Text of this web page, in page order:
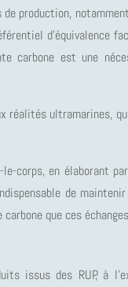
production,
d’équivalence
carbone est une
réalités ultramarines,
corps, en élaborant
de
carbone que ces
issus des RUP, à